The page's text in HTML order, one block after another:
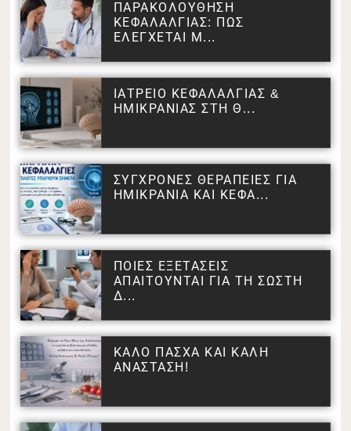
ΠΑΡΑΚΟΛΟΥΘΗΣΗ
ΚΕΦΑΛΑΛΓΙΑΣ: ΠΩΣ
ΕΛΕΓΧΕΤΑΙ Μ...
ΙΑΤΡΕΙΟ ΚΕΦΑΛΑΛΓΙΑΣ &
ΗΜΙΚΡΑΝΙΑΣ ΣΤΗ Θ...
ΣΥΓΧΡΟΝΕΣ ΘΕΡΑΠΕΙΕΣ ΓΙΑ
ΗΜΙΚΡΑΝΙΑ ΚΑΙ ΚΕΦΑ...
ΠΟΙΕΣ ΕΞΕΤΑΣΕΙΣ
ΑΠΑΙΤΟΥΝΤΑΙ ΓΙΑ ΤΗ ΣΩΣΤΗ
Δ...
ΚΑΛΟ ΠΑΣΧΑ ΚΑΙ ΚΑΛΗ
ΑΝΑΣΤΑΣΗ!